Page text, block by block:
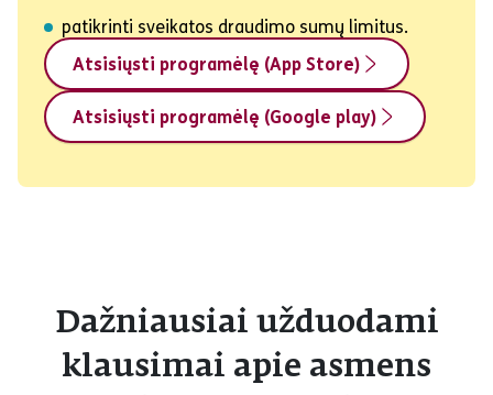
patikrinti sveikatos draudimo sumų limitus.
Atsisiųsti programėlę (App Store)
Atsisiųsti programėlę (Google play)
Dažniausiai užduodami
klausimai apie asmens